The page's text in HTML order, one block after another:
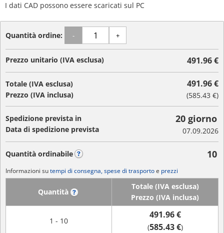
I dati CAD possono essere scaricati sul PC
Quantità ordine: - +
Prezzo unitario (IVA esclusa) 491.96 €
Totale (IVA esclusa)
Prezzo (IVA inclusa)
491.96 €
(585.43 €)
Spedizione prevista in
Data di spedizione prevista
20 giorno
07.09.2026
Quantità ordinabile 10
Informazioni sutempi di consegna, spese di trasportoe prezzi
Quantità
Totale (IVA esclusa)
Prezzo (IVA inclusa)
1 - 10
491.96 €
(585.43 €)